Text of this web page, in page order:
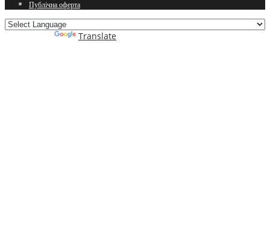
Публічна оферта
Translate